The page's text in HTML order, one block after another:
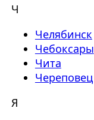
Ч
Челябинск
Чебоксары
Чита
Череповец
Я